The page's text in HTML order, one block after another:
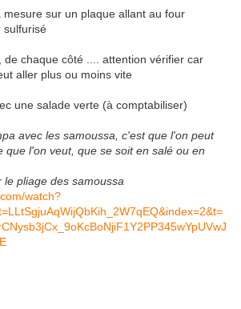
sur un plaque allant au four
sulfurisé
de chaque côté .... attention vérifier car
aller plus ou moins vite
une salade verte (à comptabiliser)
avec les samoussa, c'est que l'on peut
que l'on veut, que se soit en salé ou en
pliage des samoussa
watch?